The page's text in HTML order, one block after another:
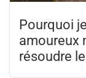
Pourquoi
amoureux
résoudre